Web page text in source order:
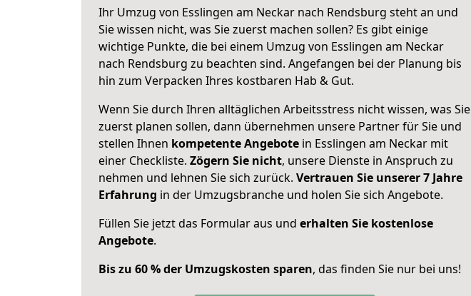
Ihr Umzug von Esslingen am Neckar nach Rendsburg steht an und
Sie wissen nicht, was Sie zuerst machen sollen? Es gibt einige
wichtige Punkte, die bei einem Umzug von Esslingen am Neckar
nach Rendsburg zu beachten sind. Angefangen bei der Planung bis
hin zum Verpacken Ihres kostbaren Hab & Gut.
Wenn Sie durch Ihren alltäglichen Arbeitsstress nicht wissen, was Sie
zuerst planen sollen, dann übernehmen unsere Partner für Sie und
stellen Ihnen kompetente Angebote in Esslingen am Neckar mit
einer Checkliste. Zögern Sie nicht, unsere Dienste in Anspruch zu
nehmen und lehnen Sie sich zurück. Vertrauen Sie unserer 7 Jahre
Erfahrung in der Umzugsbranche und holen Sie sich Angebote.
Füllen Sie jetzt das Formular aus und erhalten Sie kostenlose
Angebote.
Bis zu 60 % der Umzugskosten sparen, das finden Sie nur bei uns!